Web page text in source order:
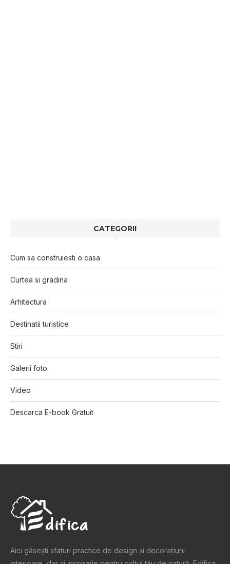
CATEGORII
Cum sa construiesti o casa
Curtea si gradina
Arhitectura
Destinatii turistice
Stiri
Galerii foto
Video
Descarca E-book Gratuit
Aici găsești sfaturi practice de design şi decoraţiuni